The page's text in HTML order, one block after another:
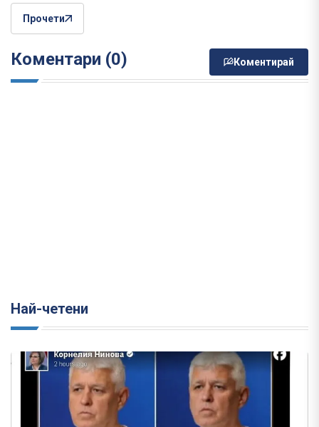
Прочети
Коментари (0) Коментирай
Най-четени